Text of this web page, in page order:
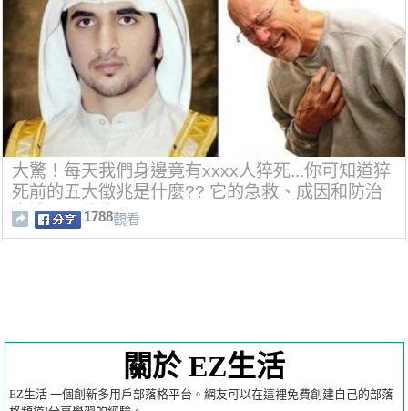
大驚！每天我們身邊竟有xxxx人猝死...你可知道猝
死前的五大徵兆是什麼?? 它的急救、成因和防治
方法又是什麼??
1788觀看
關於 EZ生活
EZ生活 一個創新多用戶部落格平台。網友可以在這裡免費創建自己的部落